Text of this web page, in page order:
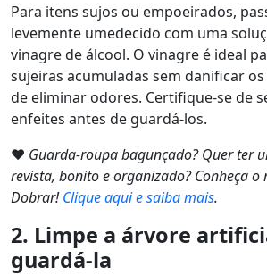
Para itens sujos ou empoeirados,
levemente umedecido com uma
vinagre de álcool. O vinagre é ideal
sujeiras acumuladas sem danificar
de eliminar odores. Certifique-se de
enfeites antes de guardá-los.
❤️ Guarda-roupa bagunçado? Quer ter
revista, bonito e organizado? Conheça o
Dobrar!Clique aqui e saiba mais.
2. Limpe a árvore
guardá-la